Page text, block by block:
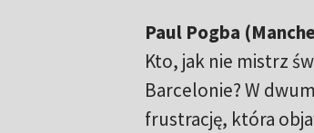
Paul Pogba
Kto, jak nie mistrz
Barcelonie? W
frustrację, która